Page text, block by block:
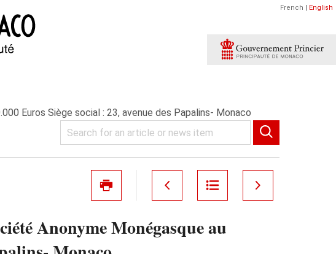
French | English
Euros Siège social : 23, avenue des Papalins- Monaco
Anonyme Monégasque au